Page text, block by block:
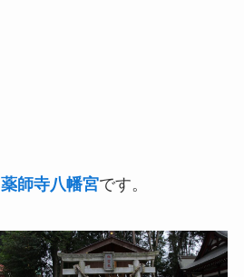
薬師寺八幡宮です。